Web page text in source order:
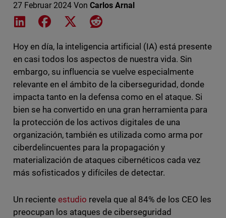
27 Februar 2024 Von Carlos Arnal
Share on LinkedIn
Share on Facebook
Share on XShare on Reddit
Hoy en día, la inteligencia artificial (IA) está presente
en casi todos los aspectos de nuestra vida. Sin
embargo, su influencia se vuelve especialmente
relevante en el ámbito de la ciberseguridad, donde
impacta tanto en la defensa como en el ataque. Si
bien se ha convertido en una gran herramienta para
la protección de los activos digitales de una
organización, también es utilizada como arma por
ciberdelincuentes para la propagación y
materialización de ataques cibernéticos cada vez
más sofisticados y difíciles de detectar.
Un reciente estudio revela que al 84% de los CEO les
preocupan los ataques de ciberseguridad